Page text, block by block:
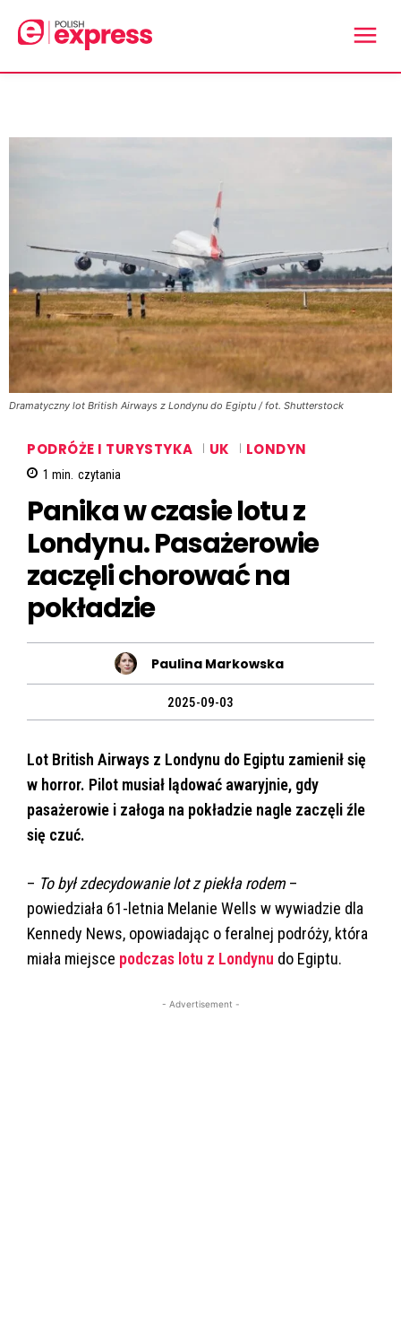
Dramatyczny lot British Airways z Londynu do Egiptu / fot. Shutterstock
PODRÓŻE I TURYSTYKA UK LONDYN
1 min. czytania
Panika w czasie lotu z
Londynu. Pasażerowie
zaczęli chorować na
pokładzie
Paulina Markowska
2025-09-03
Lot British Airways z Londynu do Egiptu zamienił się
w horror. Pilot musiał lądować awaryjnie, gdy
pasażerowie i załoga na pokładzie nagle zaczęli źle
się czuć.
– To był zdecydowanie lot z piekła rodem –
powiedziała 61-letnia Melanie Wells w wywiadzie dla
Kennedy News, opowiadając o feralnej podróży, która
miała miejsce podczas lotu z Londynu do Egiptu.
- Advertisement -